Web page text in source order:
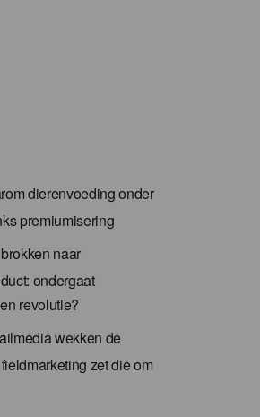
dierenvoeding onder
premiumisering
naar
ondergaat
revolutie?
wekken de
zet die om